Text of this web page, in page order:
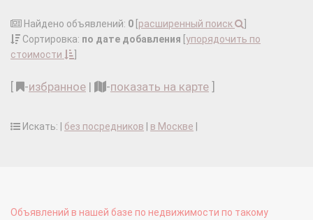
Найдено объявлений: 0 расширенный поиск
Сортировка: по дате добавления упорядочить по
стоимости
-избранное | -показать на карте
Искать: | без посредников в Москве
Объявлений в нашей базе по недвижимости по такому